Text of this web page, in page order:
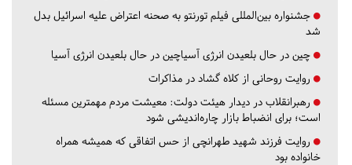
جشنواره بین‌المللی فیلم تورنتو به صحنه اعتراض علیه اسرائیل بدل
شد
چین در حال بلعیدن انرژی آسیاچین در حال بلعیدن انرژی آسیا
روایت روحانی از کلاه گشاد در مذاکرات
رهبرانقلاب در دیدار هیئت دولت: معیشت مردم مهمترین مسئله
است؛ برای انضباط بازار چاره‌اندیشی شود
روایت فرزند شهید طهرانچی از حس اتفاقی که همیشه همراه
خانواده بود